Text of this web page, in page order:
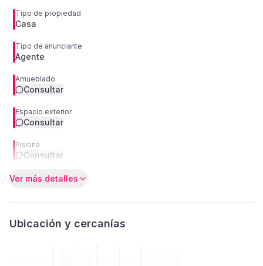
Tipo de propiedad
Casa
Tipo de anunciante
Agente
Amueblado
Consultar
Espacio exterior
Consultar
Piscina
Consultar
Ver más detalles
Ubicación y cercanías